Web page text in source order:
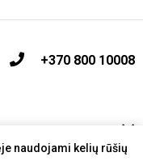
naudojami kelių rūšių
+370 800 10008